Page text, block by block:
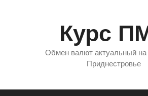
Курс
Обмен валют актуальный на
Приднестровье